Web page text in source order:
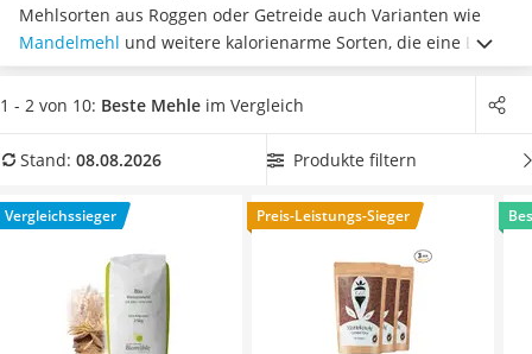
Eiskaffee-Pulver
Irischer Whiskey
Grapefruitkernextrakt
Matcha-Set
MCT-Öl
Erythrit
Müsli ohne Zuckerzusatz
Mehlsorten aus Roggen oder Getreide auch Varianten wie
Mandelmehl und weitere kalorienarme Sorten, die eine Low-
Carb-Ernährung unterstützen.Suchen Sie, ganz ohne einen
eigenen Test zu machen, eine zuckerarme Sorte? Dann
Tabelle mit weniger als einem Gramm Zucker. Überzeugt hat
Bio-Weizenmehl Typ 550
mit seinen Eigenschaften.
1 - 2 von 10: Beste Mehle im Vergleich
Stand: 08.08.2026 Produkte filtern
Vergleichssieger Preis-Leistungs-Sieger